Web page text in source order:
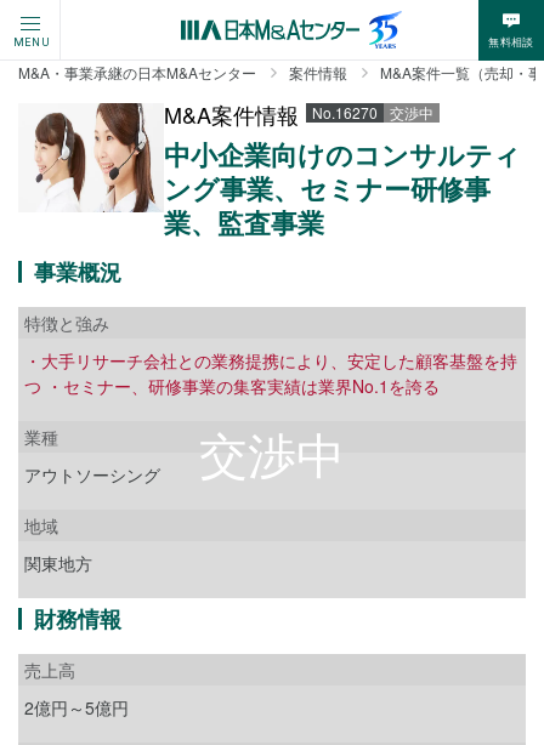
MENU 無料相談
M&A・事業承継の日本M&Aセンター 案件情報 M&A案件一覧（売却・
M&A案件情報 No.16270 交渉中
中小企業向けのコンサルティ
ング事業、セミナー研修事
業、監査事業
事業概況
特徴と強み
・大手リサーチ会社との業務提携により、安定した顧客基盤を持
つ ・セミナー、研修事業の集客実績は業界No.1を誇る
業種
アウトソーシング
地域
関東地方
財務情報
売上高
2億円～5億円